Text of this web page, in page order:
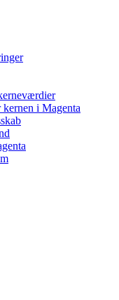
kernen i Magenta